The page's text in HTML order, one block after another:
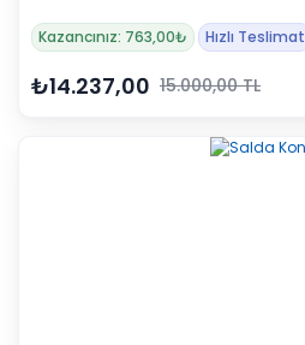
Kazancınız: 763,00₺ Hızlı Teslimat
₺14.237,00 15.000,00 TL